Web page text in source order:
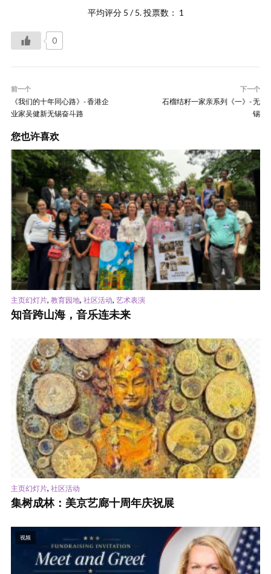
平均评分 5 / 5. 投票数： 1
0
前一个
《我们的十年同心路》- 香港企
业家吴健新无锡奋斗路
下一个
石榴结籽一家亲系列《一》- 无
锡
您也许喜欢
主页幻灯片, 教育园地, 社区活动, 艺术表演
知音跨山海，音乐连未来
主页幻灯片, 社区活动
集树成林：美京艺廊十周年庆祝展
视频